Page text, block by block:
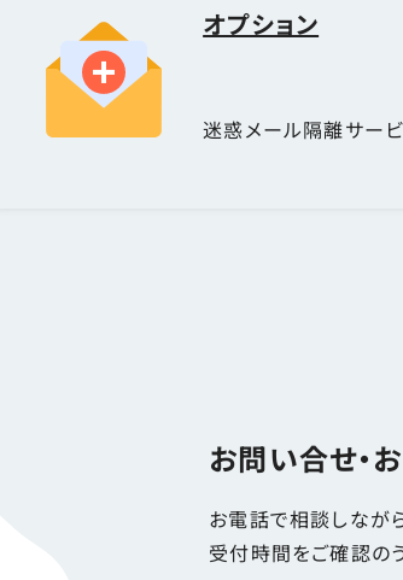
オプション
迷惑メール隔離サー
お問い合せ・
お電話で相談しなが
受付時間をご確認の